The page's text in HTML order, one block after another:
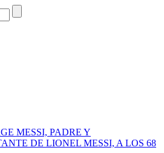
MESSI, PADRE Y
DE LIONEL MESSI, A LOS 68